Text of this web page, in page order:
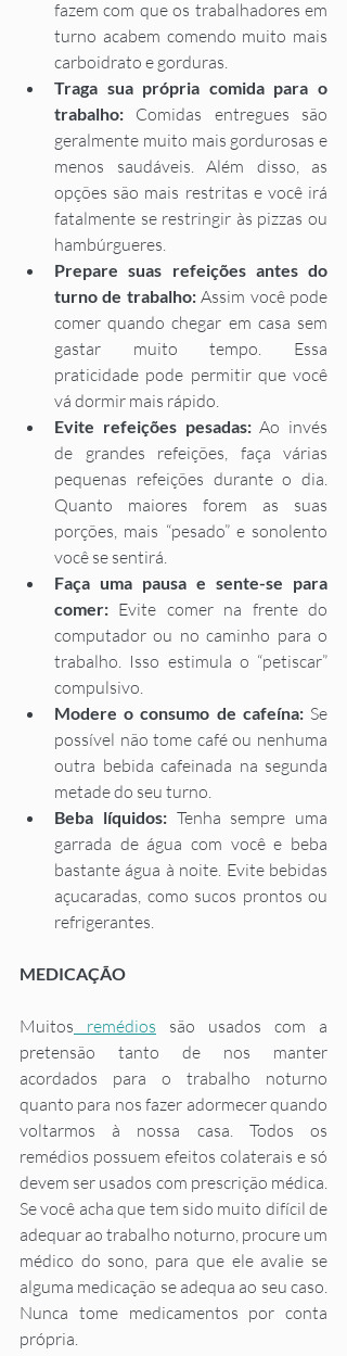
fazem com que os trabalhadores em
turno acabem comendo muito mais
carboidrato e gorduras.
Traga sua própria comida para o
trabalho: Comidas entregues são
geralmente muito mais gordurosas e
menos saudáveis. Além disso, as
opções são mais restritas e você irá
fatalmente se restringir às pizzas ou
hambúrgueres.
Prepare suas refeições antes do
turno de trabalho: Assim você pode
comer quando chegar em casa sem
gastar muito tempo. Essa
praticidade pode permitir que você
vá dormir mais rápido.
Evite refeições pesadas: Ao invés
de grandes refeições, faça várias
pequenas refeições durante o dia.
Quanto maiores forem as suas
porções, mais “pesado” e sonolento
você se sentirá.
Faça uma pausa e sente-se para
comer: Evite comer na frente do
computador ou no caminho para o
trabalho. Isso estimula o “petiscar”
compulsivo.
Modere o consumo de cafeína: Se
possível não tome café ou nenhuma
outra bebida cafeinada na segunda
metade do seu turno.
Beba líquidos: Tenha sempre uma
garrada de água com você e beba
bastante água à noite. Evite bebidas
açucaradas, como sucos prontos ou
refrigerantes.
MEDICAÇÃO
Muitos remédios são usados com a
pretensão tanto de nos manter
acordados para o trabalho noturno
quanto para nos fazer adormecer quando
voltarmos à nossa casa. Todos os
remédios possuem efeitos colaterais e só
devem ser usados com prescrição médica.
Se você acha que tem sido muito difícil de
adequar ao trabalho noturno, procure um
médico do sono, para que ele avalie se
alguma medicação se adequa ao seu caso.
Nunca tome medicamentos por conta
própria.